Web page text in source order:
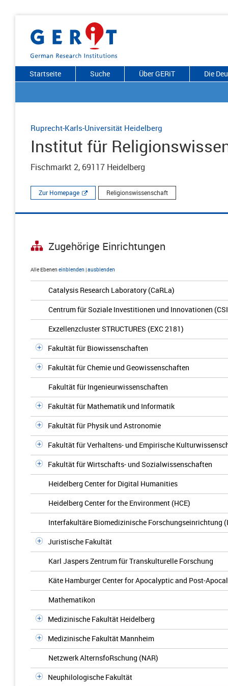
Startseite Suche Über GERiT Die
Ruprecht-Karls-Universität Heidelberg
Institut für
Fischmarkt 2, 69117 Heidelberg
Zur Homepage Religionswissenschaft
Zugehörige Einrichtungen
Alle Ebenen einblenden |ausblenden
Catalysis Research Laboratory (CaRLa)
Centrum für Soziale Investitionen und Innovationen
Exzellenzcluster STRUCTURES (EXC 2181)
Fakultät für Biowissenschaften
Fakultät für Chemie und Geowissenschaften
Fakultät für Ingenieurwissenschaften
Fakultät für Mathematik und Informatik
Fakultät für Physik und Astronomie
Fakultät für Verhaltens- und Empirische
Fakultät für Wirtschafts- und Sozialwissenschaften
Heidelberg Center for Digital Humanities
Heidelberg Center for the Environment (HCE)
Interfakultäre Biomedizinische Forschungseinrichtung
Juristische Fakultät
Karl Jaspers Zentrum für Transkulturelle Forschung
Käte Hamburger Center for Apocalyptic and Post-
Mathematikon
Medizinische Fakultät Heidelberg
Medizinische Fakultät Mannheim
Netzwerk AlternsfoRschung (NAR)
Neuphilologische Fakultät